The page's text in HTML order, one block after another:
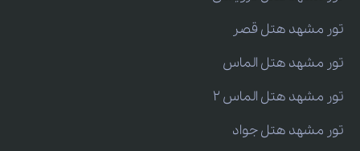
تور مشهد هتل قصر
تور مشهد هتل الماس
تور مشهد هتل الماس 2
تور مشهد هتل جواد